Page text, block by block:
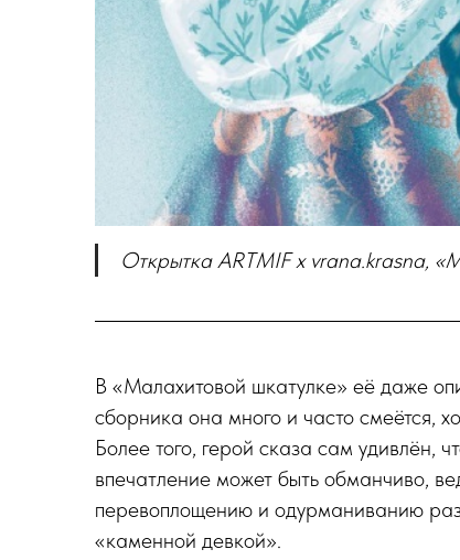
Открытка ARTMIF x vrana.krasna,
В «Малахитовой шкатулке» её даже
сборника она много и часто смеётся,
Более того, герой сказа сам удивлён,
впечатление может быть обманчиво,
перевоплощению и одурманиванию
«каменной девкой».